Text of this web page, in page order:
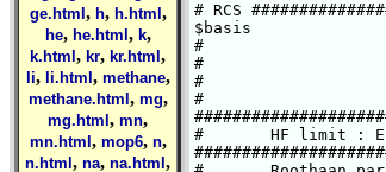
ge.html , h, h.html ,
he, he.html , k,
k.html , kr, kr.html ,
li, li.html , methane,
methane.html , mg,
mg.html , mn,
mn.html , mop6, n,
n.html , na, na.html ,